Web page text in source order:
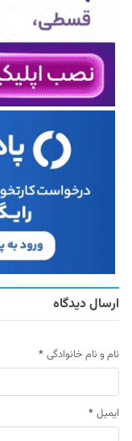
ارسال دیدگاه
نام و نام خانوادگی *
ایمیل *